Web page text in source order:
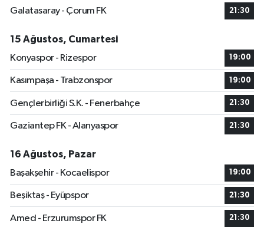
Galatasaray - Çorum FK
21:30
15 Ağustos, Cumartesi
Konyaspor - Rizespor
19:00
Kasımpaşa - Trabzonspor 19:00
Gençlerbirliği S.K. - Fenerbahçe 21:30
Gaziantep FK - Alanyaspor 21:30
16 Ağustos, Pazar
Başakşehir - Kocaelispor
19:00
Beşiktaş - Eyüpspor 21:30
Amed - Erzurumspor FK 21:30